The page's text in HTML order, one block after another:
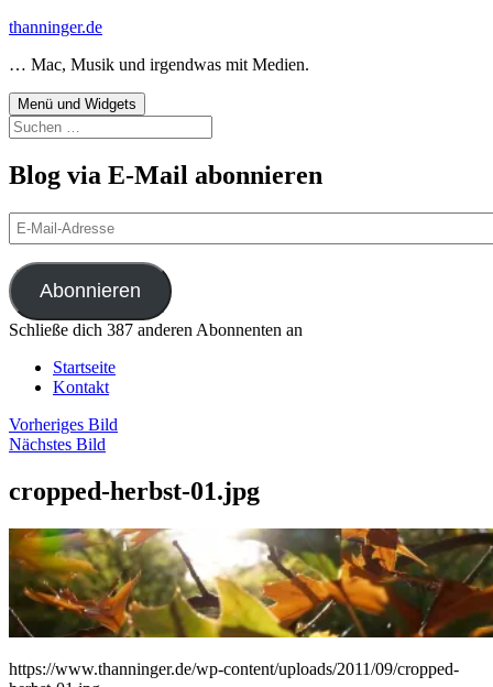
Zum
springen
thanninger.de
… Mac, Musik und irgendwas mit Medien.
Menü und Widgets
Suchen
nach:
Blog via E-Mail abonnieren
E-
Mail-
Adresse
Abonnieren
Schließe dich 387 anderen Abonnenten an
Startseite
Kontakt
Vorheriges Bild
Nächstes Bild
cropped-herbst-01.jpg
https://www.thanninger.de/wp-content/uploads/2011/09/cropped-